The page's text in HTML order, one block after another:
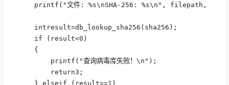
printf("文件: %s\nSHA-256: %s\n", filepath,
intresult=db_lookup_sha256(sha256);
if (result<0)
{
printf("查询病毒库失败！\n");
return3;
} elseif (result==1)